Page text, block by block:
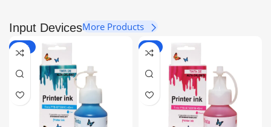
Input DevicesMore Products
-14% -6%